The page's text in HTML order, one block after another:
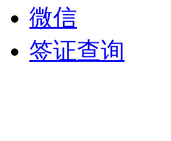
微信
签证查询